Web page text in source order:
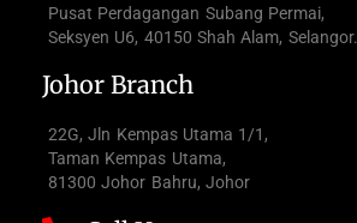
Pusat Perdagangan Subang Permai,
Seksyen U6, 40150 Shah Alam, Selangor.
Johor Branch
22G, Jln Kempas Utama 1/1,
Taman Kempas Utama,
81300 Johor Bahru, Johor